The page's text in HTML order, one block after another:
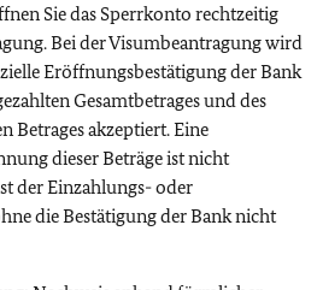
Sie das Sperrkonto rechtzeitig
Bei der Visumbeantragung wird
Eröffnungsbestätigung der Bank
Gesamtbetrages und des
Betrages akzeptiert. Eine
dieser Beträge ist nicht
der Einzahlungs- oder
die Bestätigung der Bank nicht